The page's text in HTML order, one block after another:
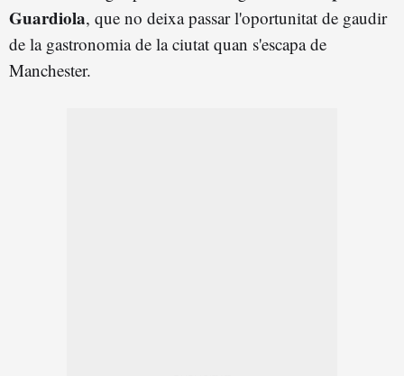
Guardiola, que no deixa passar l'oportunitat de gaudir
de la gastronomia de la ciutat quan s'escapa de
Manchester.